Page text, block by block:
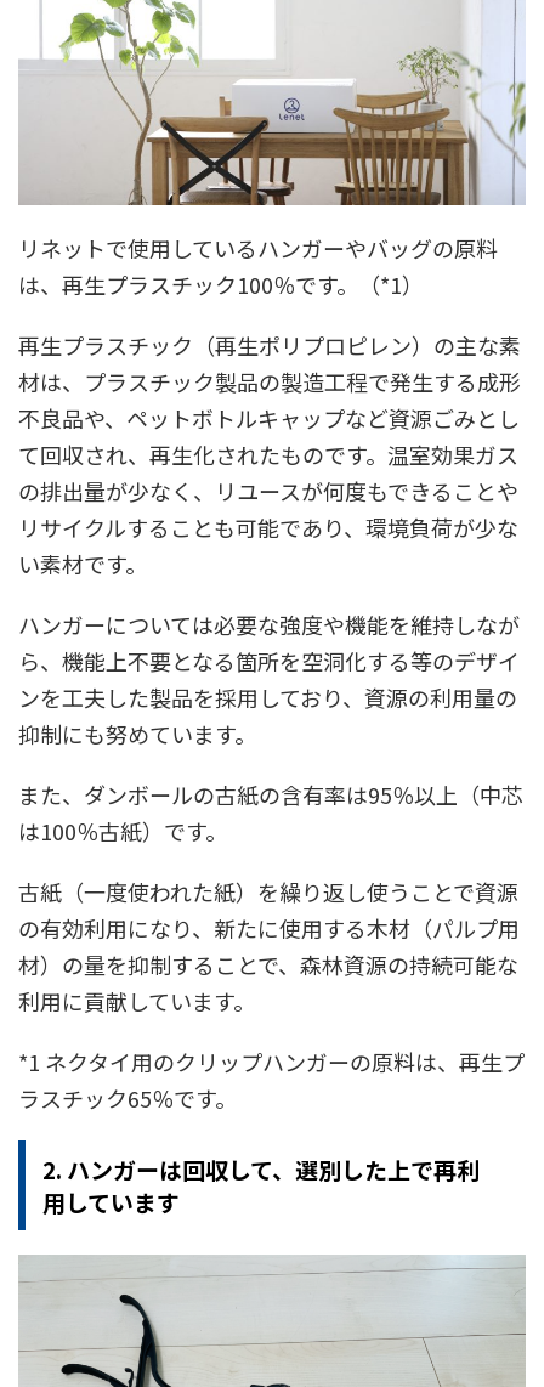
リネットで使用しているハンガーやバッグの原料
は、再生プラスチック100％です。（*1）
再生プラスチック（再生ポリプロピレン）の主な素
材は、プラスチック製品の製造工程で発生する成形
不良品や、ペットボトルキャップなど資源ごみとし
て回収され、再生化されたものです。温室効果ガス
の排出量が少なく、リユースが何度もできることや
リサイクルすることも可能であり、環境負荷が少な
い素材です。
ハンガーについては必要な強度や機能を維持しなが
ら、機能上不要となる箇所を空洞化する等のデザイ
ンを工夫した製品を採用しており、資源の利用量の
抑制にも努めています。
また、ダンボールの古紙の含有率は95％以上（中芯
は100％古紙）です。
古紙（一度使われた紙）を繰り返し使うことで資源
の有効利用になり、新たに使用する木材（パルプ用
材）の量を抑制することで、森林資源の持続可能な
利用に貢献しています。
*1 ネクタイ用のクリップハンガーの原料は、再生プ
ラスチック65％です。
2. ハンガーは回収して、選別した上で再利
用しています